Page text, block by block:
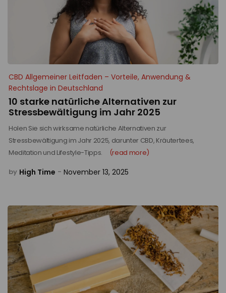
CBD Allgemeiner Leitfaden – Vorteile, Anwendung &
Rechtslage in Deutschland
10 starke natürliche Alternativen zur
Stressbewältigung im Jahr 2025
Holen Sie sich wirksame natürliche Alternativen zur
Stressbewältigung im Jahr 2025, darunter CBD, Kräutertees,
Meditation und Lifestyle-Tipps.
(read more)
by High Time - November 13, 2025